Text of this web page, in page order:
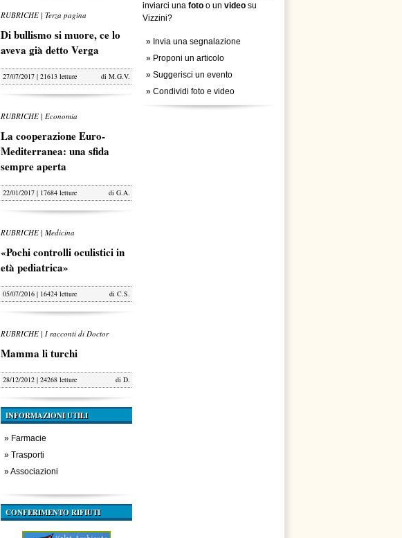
RUBRICHE | Terza pagina
Di bullismo si muore, ce lo
aveva già detto Verga
27/07/2017 | 21613 letture di M.G.V.
RUBRICHE | Economia
La cooperazione Euro-
Mediterranea: una sfida
sempre aperta
22/01/2017 | 17684 letture di G.A.
RUBRICHE | Medicina
«Pochi controlli oculistici in
età pediatrica»
05/07/2016 | 16424 letture di C.S.
RUBRICHE | I racconti di Doctor
Mamma li turchi
28/12/2012 | 24268 letture di D.
INFORMAZIONI UTILI
» Farmacie
» Trasporti
»Associazioni
CONFERIMENTO RIFIUTI
inviarci una foto o un video su
Vizzini?
» Invia una segnalazione
» Proponi un articolo
» Suggerisci un evento
» Condividi foto e video